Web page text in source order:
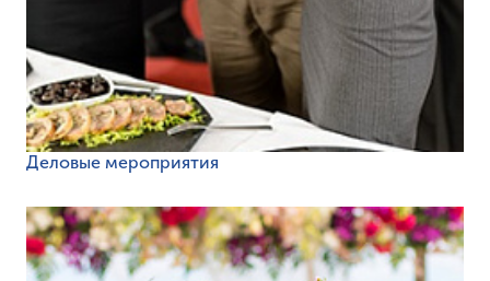
Деловые мероприятия